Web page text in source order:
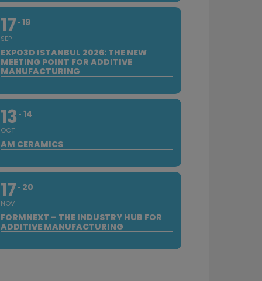
17
SEP
19
EXPO3D ISTANBUL 2026: THE NEW
MEETING POINT FOR ADDITIVE
MANUFACTURING
13
OCT
14
AM CERAMICS
17
NOV
20
FORMNEXT – THE INDUSTRY HUB FOR
ADDITIVE MANUFACTURING